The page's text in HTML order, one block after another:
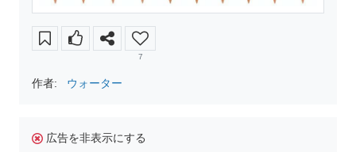
7
作者: ウォーター
広告を非表示にする